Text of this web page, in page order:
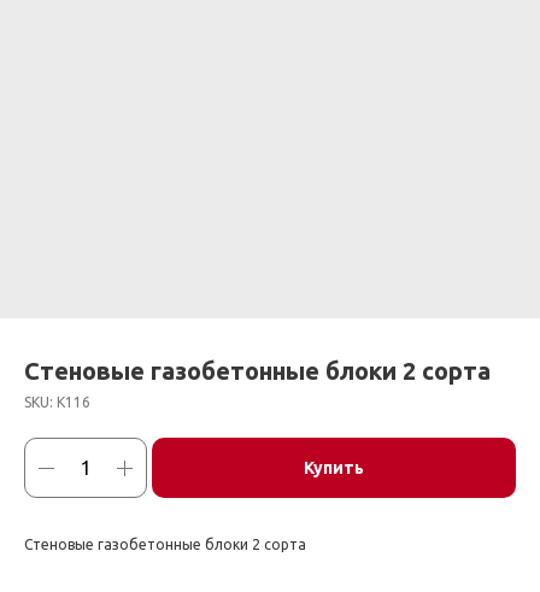
Стеновые газобетонные блоки 2 сорта
SKU: К116
Купить
Стеновые газобетонные блоки 2 сорта